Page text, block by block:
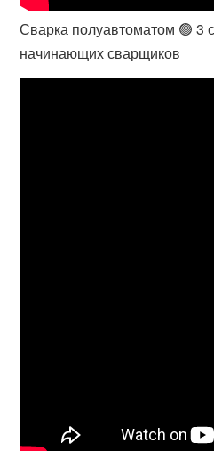
Сварка полуавтоматом 🟢 3
начинающих сварщиков